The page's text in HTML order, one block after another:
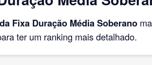
Fixa Duração Média Soberano
ter um ranking mais detalhado.